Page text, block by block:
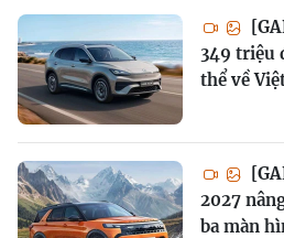
349 triệu
thể về
2027
ba màn